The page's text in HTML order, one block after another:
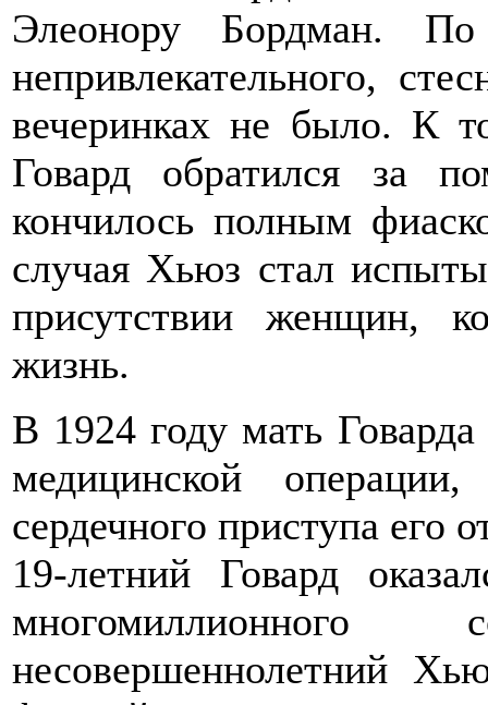
Элеонору Бордман.
непривлекательного,
вечеринках не было. К
Говард обратился за
кончилось полным
случая Хьюз стал
присутствии женщин,
жизнь.
В 1924 году мать Говарда
медицинской
сердечного приступа его
19-летний Говард
несовершеннолетний